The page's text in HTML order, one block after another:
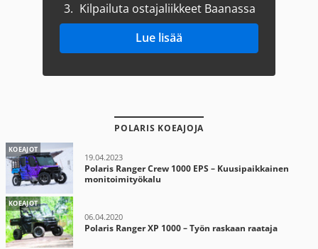
3. Kilpailuta ostajaliikkeet Baanassa
Lue lisää
POLARIS KOEAJOJA
KOEAJOT
19.04.2023
Polaris Ranger Crew 1000 EPS – Kuusipaikkainen
monitoimityökalu
KOEAJOT
06.04.2020
Polaris Ranger XP 1000 – Työn raskaan raataja